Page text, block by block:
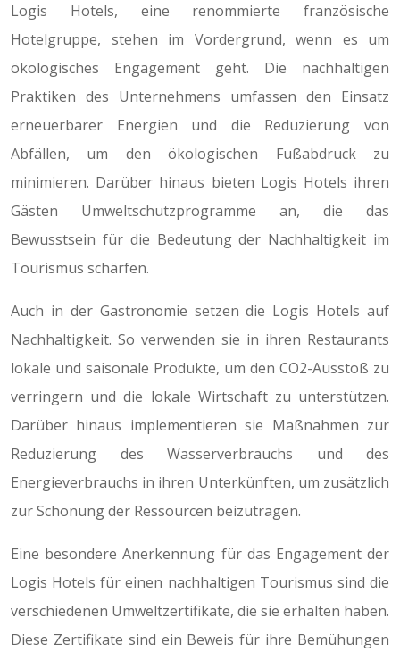
Logis Hotels, eine renommierte französische
Hotelgruppe, stehen im Vordergrund, wenn es um
ökologisches Engagement geht. Die nachhaltigen
Praktiken des Unternehmens umfassen den Einsatz
erneuerbarer Energien und die Reduzierung von
Abfällen, um den ökologischen Fußabdruck zu
minimieren. Darüber hinaus bieten Logis Hotels ihren
Gästen Umweltschutzprogramme an, die das
Bewusstsein für die Bedeutung der Nachhaltigkeit im
Tourismus schärfen.
Auch in der Gastronomie setzen die Logis Hotels auf
Nachhaltigkeit. So verwenden sie in ihren Restaurants
lokale und saisonale Produkte, um den CO2-Ausstoß zu
verringern und die lokale Wirtschaft zu unterstützen.
Darüber hinaus implementieren sie Maßnahmen zur
Reduzierung des Wasserverbrauchs und des
Energieverbrauchs in ihren Unterkünften, um zusätzlich
zur Schonung der Ressourcen beizutragen.
Eine besondere Anerkennung für das Engagement der
Logis Hotels für einen nachhaltigen Tourismus sind die
verschiedenen Umweltzertifikate, die sie erhalten haben.
Diese Zertifikate sind ein Beweis für ihre Bemühungen